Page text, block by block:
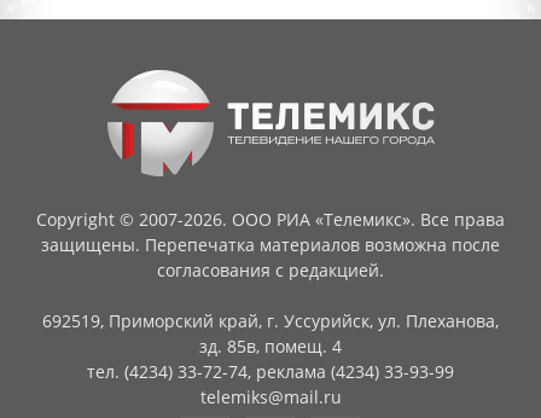
Copyright © 2007-2026. ООО РИА «Телемикс». Все права
защищены. Перепечатка материалов возможна после
согласования с редакцией.
692519, Приморский край, г. Уссурийск, ул. Плеханова,
зд. 85в, помещ. 4
тел. (4234) 33-72-74, реклама (4234) 33-93-99
telemiks@mail.ru